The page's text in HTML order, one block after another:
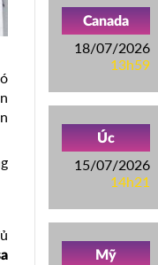
Canada
18/07/2026
13h59
Úc
15/07/2026
14h21
Mỹ